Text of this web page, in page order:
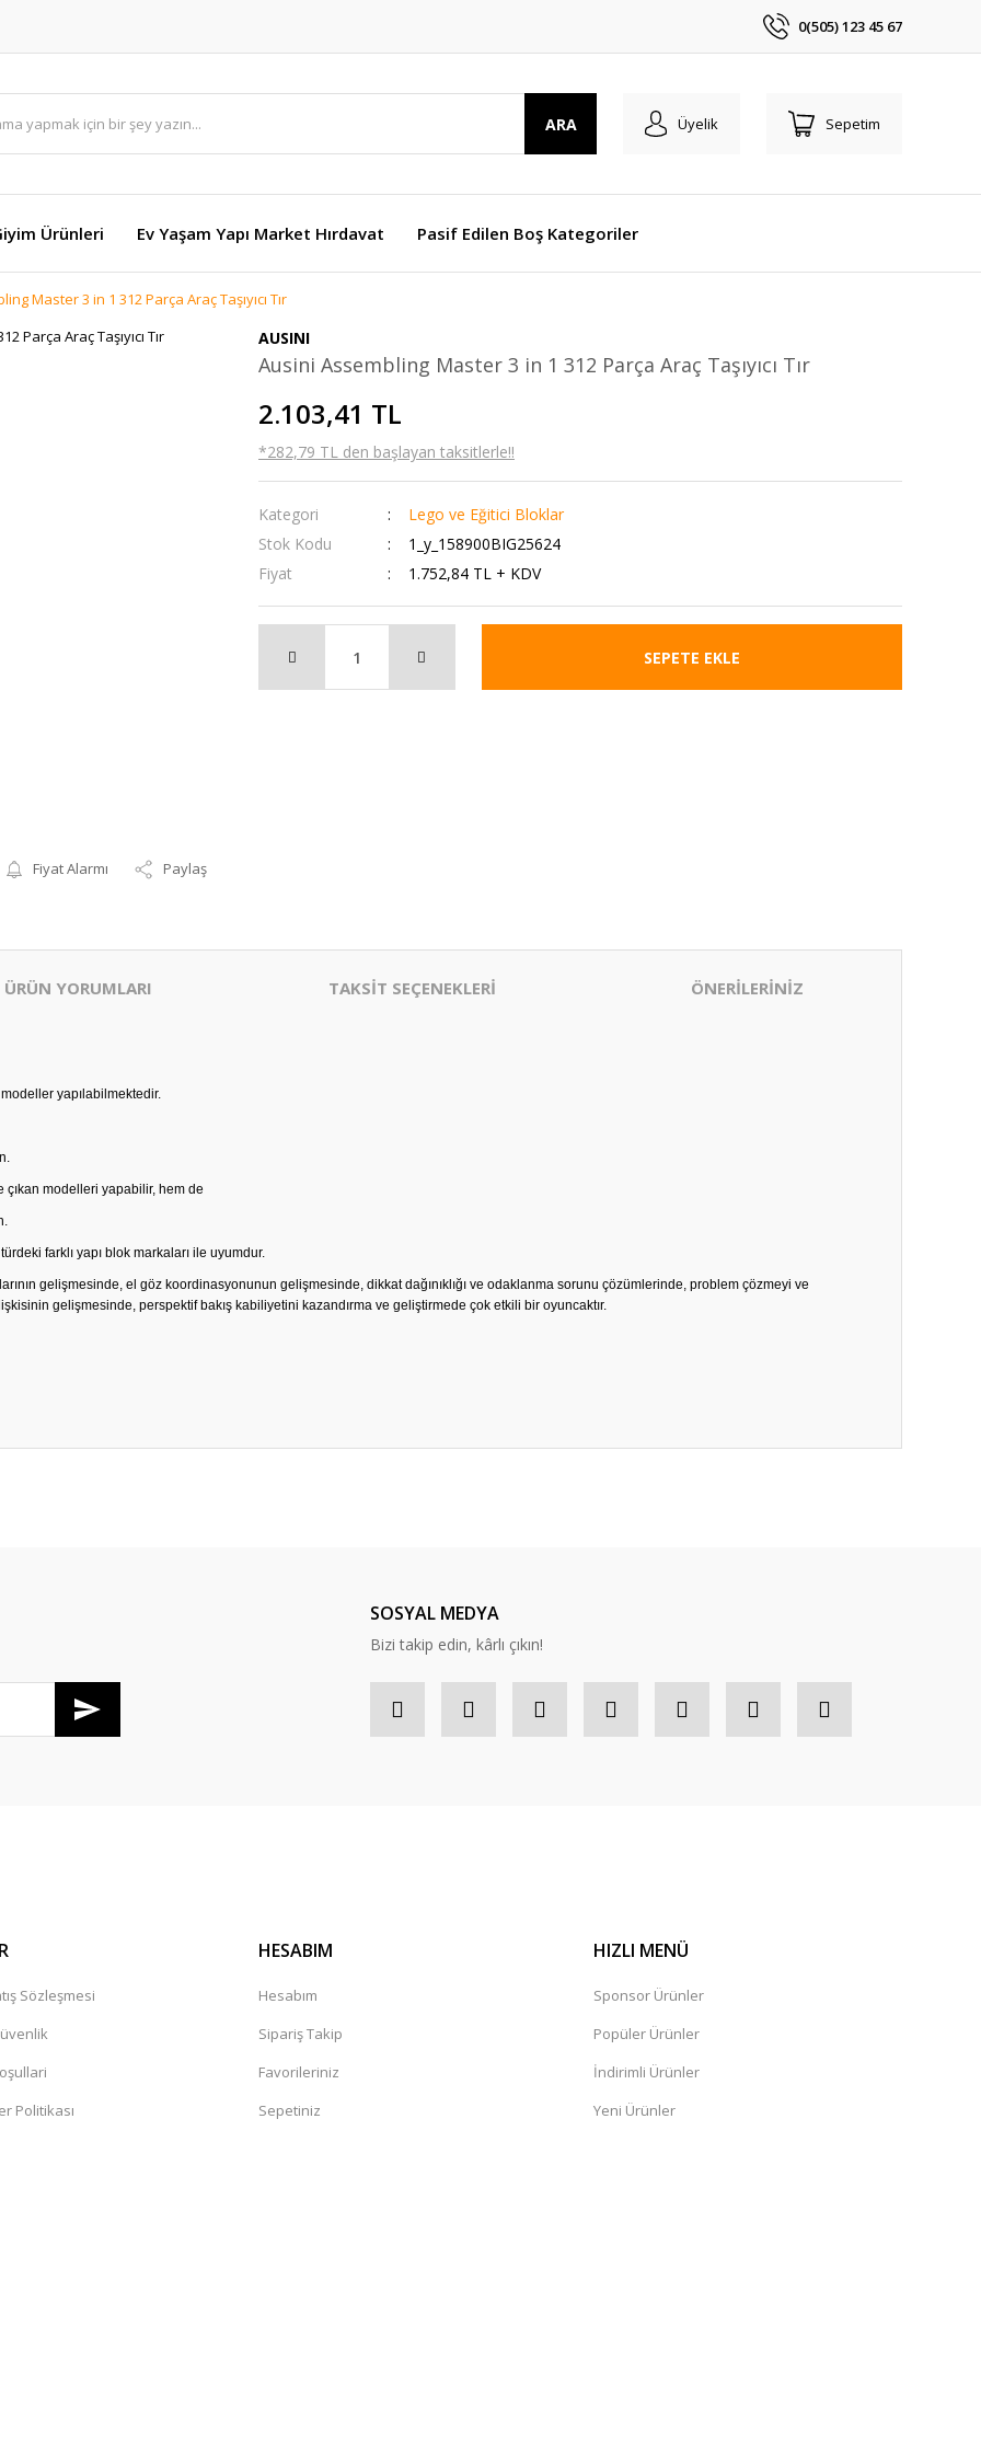
0(505) 123 45 67
ARA Üyelik Sepetim
Ürünleri Ev Yaşam Yapı Market Hırdavat Pasif Edilen Boş Kategoriler
Master 3 in 1 312 Parça Araç Taşıyıcı Tır
Fiyat Alarmı Paylaş
AUSINI
Ausini Assembling Master 3 in 1 312 Parça Araç Taşıyıcı Tır
2.103,41 TL
*282,79 TL den başlayan taksitlerle!!
Kategori
Lego ve Eğitici Bloklar
Stok Kodu
1_y_158900BIG25624
Fiyat
1.752,84 TL + KDV
SEPETE EKLE
ÜRÜN YORUMLARI TAKSİT SEÇENEKLERİ ÖNERİLERİNİZ
yapılabilmektedir.
çıkan modelleri yapabilir, hem de
farklı yapı blok markaları ile uyumdur.
gelişmesinde, el göz koordinasyonunun gelişmesinde, dikkat dağınıklığı ve odaklanma sorunu çözümlerinde, problem çözmeyi ve
gelişmesinde, perspektif bakış kabiliyetini kazandırma ve geliştirmede çok etkili bir oyuncaktır.
SOSYAL MEDYA
Bizi takip edin, kârlı çıkın!
Sözleşmesi
Politikası
HESABIM
Hesabım
Sipariş Takip
Favorileriniz
Sepetiniz
HIZLI MENÜ
Sponsor Ürünler
Popüler Ürünler
İndirimli Ürünler
Yeni Ürünler